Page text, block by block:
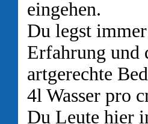
eingehen.
Du legst
Erfahrung und
artgerechte
4l Wasser pro
Du Leute hier